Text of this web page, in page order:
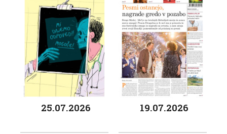
25.07.2026 19.07.2026